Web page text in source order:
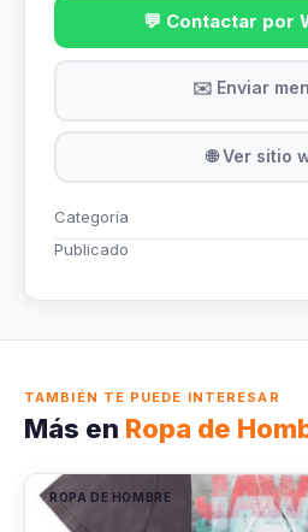
💬 Contactar por
✉️ Enviar
🌐 Ver sitio
Categoría
Publicado
TAMBIÉN TE PUEDE INTERESAR
Más en Ropa de
ROPA DE HOMBRE